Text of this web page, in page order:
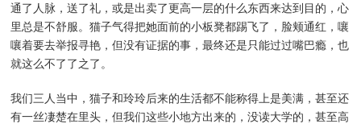
通了人脉，送了礼，或是出卖了更高一层的什么东西来达到目的，心
里总是不舒服。猫子气得把她面前的小板凳都踢飞了，脸颊通红，嚷
嚷着要去举报寻艳，但没有证据的事，最终还是只能过过嘴巴瘾，也
就这么不了了之了。
我们三人当中，猫子和玲玲后来的生活都不能称得上是美满，甚至还
有一丝凄楚在里头，但我们这些小地方出来的，没读大学的，甚至高